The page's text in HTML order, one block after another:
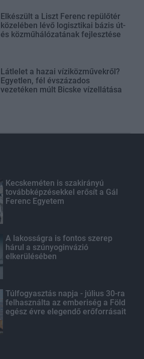
Elkészült a Liszt Ferenc repülőtér
közelében lévő logisztikai bázis út-
és közműhálózatának fejlesztése
Látlelet a hazai víziközművekről?
Egyetlen, fél évszázados
vezetéken múlt Bicske vízellátása
Kecskeméten is szakirányú
továbbképzésekkel erősít a Gál
Ferenc Egyetem
A lakosságra is fontos szerep
hárul a szúnyoginvázió
elkerülésében
Túlfogyasztás napja - július 30-ra
felhasználta az emberiség a Föld
egész évre elegendő erőforrásait